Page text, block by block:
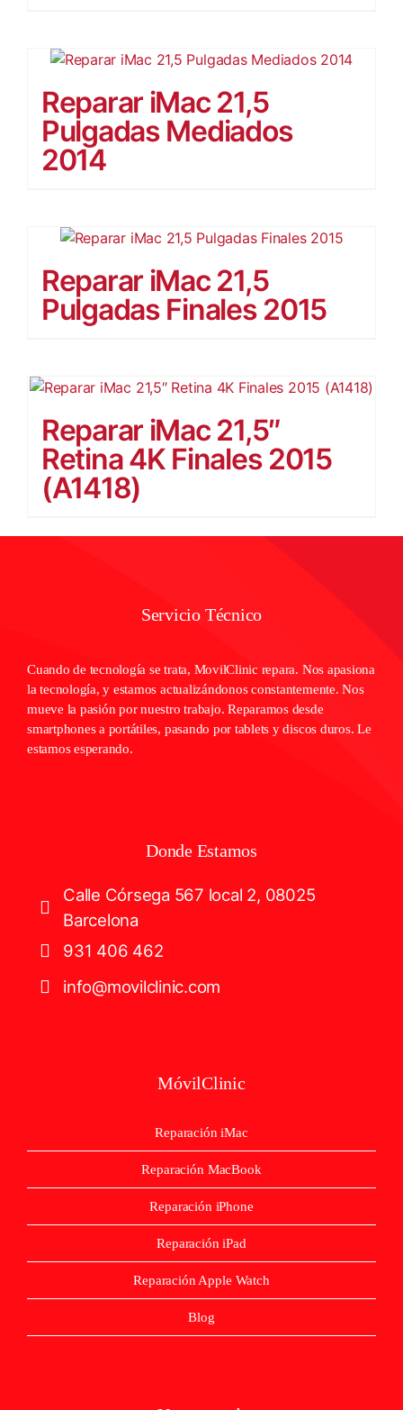
Reparar iMac 21,5
Pulgadas Mediados
2014
Reparar iMac 21,5
Pulgadas Finales 2015
Reparar iMac 21,5″
Retina 4K Finales 2015
(A1418)
Servicio Técnico
Cuando de tecnología se trata, MovilClinic repara. Nos apasiona
la tecnología, y estamos actualizándonos constantemente. Nos
mueve la pasión por nuestro trabajo. Reparamos desde
smartphones a portátiles, pasando por tablets y discos duros. Le
estamos esperando.
Donde Estamos
Calle Córsega 567 local 2, 08025
Barcelona
931 406 462
info@movilclinic.com
MóvilClinic
Reparación iMac
Reparación MacBook
Reparación iPhone
Reparación iPad
Reparación Apple Watch
Blog